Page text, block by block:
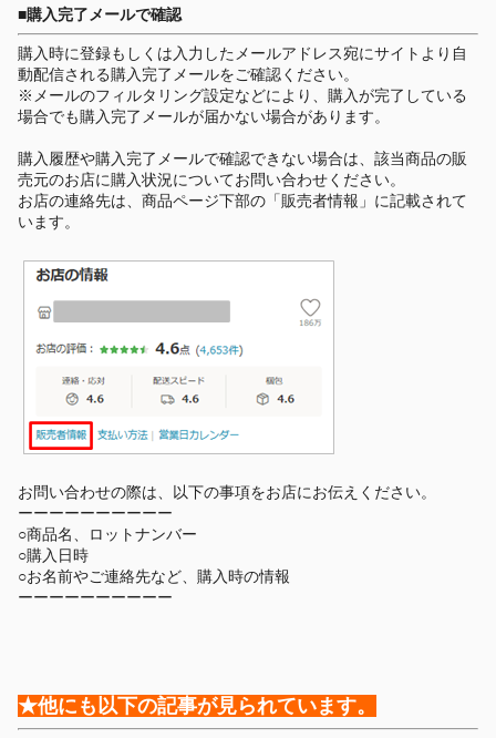
■購入完了メールで確認
購入時に登録もしくは入力したメールアドレス宛にサイトより自
動配信される購入完了メールをご確認ください。
※メールのフィルタリング設定などにより、購入が完了している
場合でも購入完了メールが届かない場合があります。
購入履歴や購入完了メールで確認できない場合は、該当商品の販
売元のお店に購入状況についてお問い合わせください。
お店の連絡先は、商品ページ下部の「販売者情報」に記載されて
います。
お問い合わせの際は、以下の事項をお店にお伝えください。
ーーーーーーーーーー
○商品名、ロットナンバー
○購入日時
○お名前やご連絡先など、購入時の情報
ーーーーーーーーーー
★他にも以下の記事が見られています。